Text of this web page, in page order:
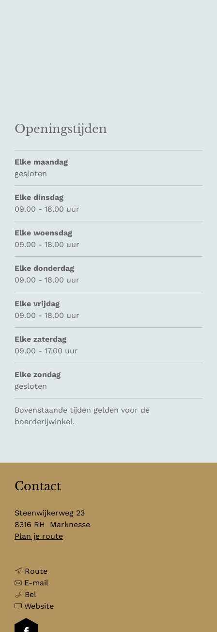
Openingstijden
Elke maandag
gesloten
Elke dinsdag
09.00 - 18.00 uur
Elke woensdag
09.00 - 18.00 uur
Elke donderdag
09.00 - 18.00 uur
Elke vrijdag
09.00 - 18.00 uur
Elke zaterdag
09.00 - 17.00 uur
Elke zondag
gesloten
Bovenstaande tijden gelden voor de
boerderijwinkel.
Contact
Steenwijkerweg 23
8316 RH
Marknesse
Plan je routen
Routen
a
r
E-mail
a
Bel
i
Websitev